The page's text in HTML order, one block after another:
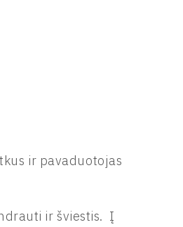
ir pavaduotojas
ir šviestis. Į